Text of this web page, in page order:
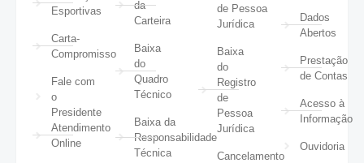
Esportivas
Carta-
Compromisso
Fale com
o
Presidente
Atendimento
Online
da
Carteira
Baixa
do
Quadro
Técnico
Baixa da
Responsabilidade
Técnica
de Pessoa
Jurídica
Baixa
do
Registro
de
Pessoa
Jurídica
Cancelamento
Dados
Abertos
Prestação
de Contas
Acesso à
Informação
Ouvidoria